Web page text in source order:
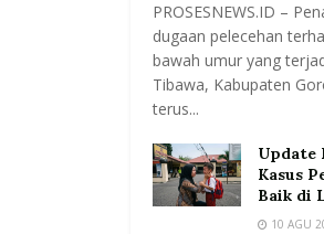
PROSESNEWS.ID –
dugaan pelecehan
bawah umur yang
Tibawa, Kabupaten
terus...
Update
Kasus
Baik di
10 AGU